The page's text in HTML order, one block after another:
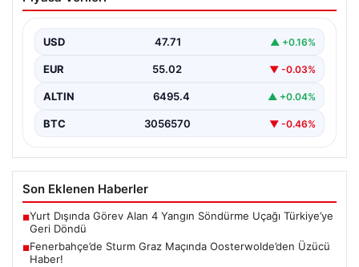
Oosterwolde’den Üzücü Haber!
gerçekleşen heyecan dolu mücadelede Fenerbahçe'nin
Sturm Graz…
USD 47.71 ▲ +0.16%
EUR 55.02 ▼ -0.03%
ALTIN 6495.4 ▲ +0.04%
BTC 3056570 ▼ -0.46%
Son Eklenen Haberler
■Yurt Dışında Görev Alan 4 Yangın Söndürme Uçağı Türkiye’ye
Geri Döndü
■Fenerbahçe’de Sturm Graz Maçında Oosterwolde’den Üzücü
Haber!